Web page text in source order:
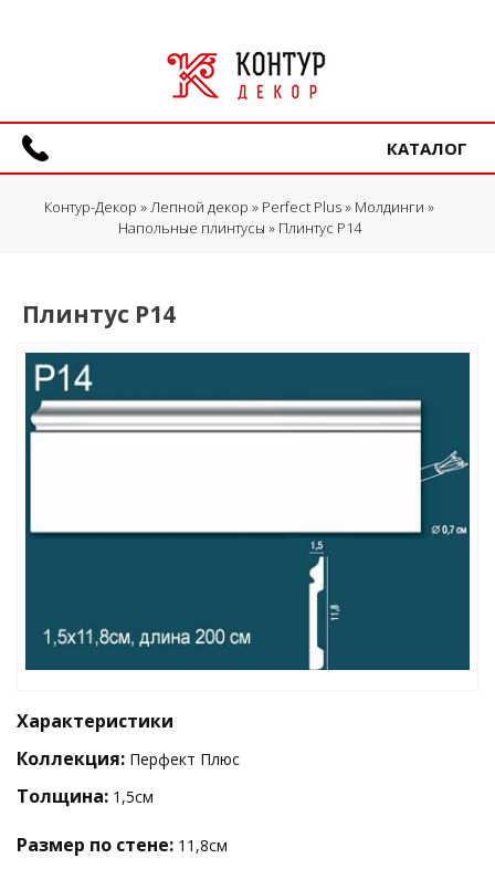
КАТАЛОГ
Контур-Декор »Лепной декор » Perfect Plus» Молдинги »
Напольные плинтусы » Плинтус P14
Плинтус P14
Характеристики
Коллекция: Перфект Плюс
Толщина: 1,5см
Размер по стене: 11,8см